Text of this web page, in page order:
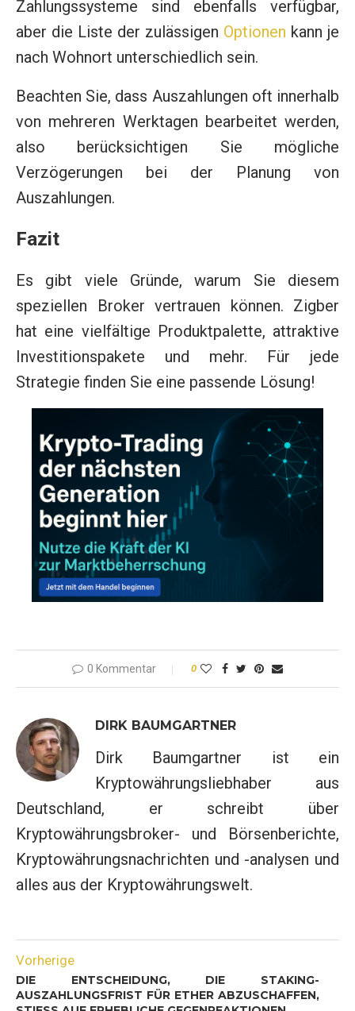
Zahlungssysteme sind ebenfalls verfügbar,
aber die Liste der zulässigen Optionen kann je
nach Wohnort unterschiedlich sein.
Beachten Sie, dass Auszahlungen oft innerhalb
von mehreren Werktagen bearbeitet werden,
also berücksichtigen Sie mögliche
Verzögerungen bei der Planung von
Auszahlungen.
Fazit
Es gibt viele Gründe, warum Sie diesem
speziellen Broker vertrauen können. Zigber
hat eine vielfältige Produktpalette, attraktive
Investitionspakete und mehr. Für jede
Strategie finden Sie eine passende Lösung!
0 Kommentar 0
DIRK BAUMGARTNER
Dirk Baumgartner ist ein
Kryptowährungsliebhaber aus
Deutschland, er schreibt über
Kryptowährungsbroker- und Börsenberichte,
Kryptowährungsnachrichten und -analysen und
alles aus der Kryptowährungswelt.
Vorherige
DIE ENTSCHEIDUNG, DIE STAKING-
AUSZAHLUNGSFRIST FÜR ETHER ABZUSCHAFFEN,